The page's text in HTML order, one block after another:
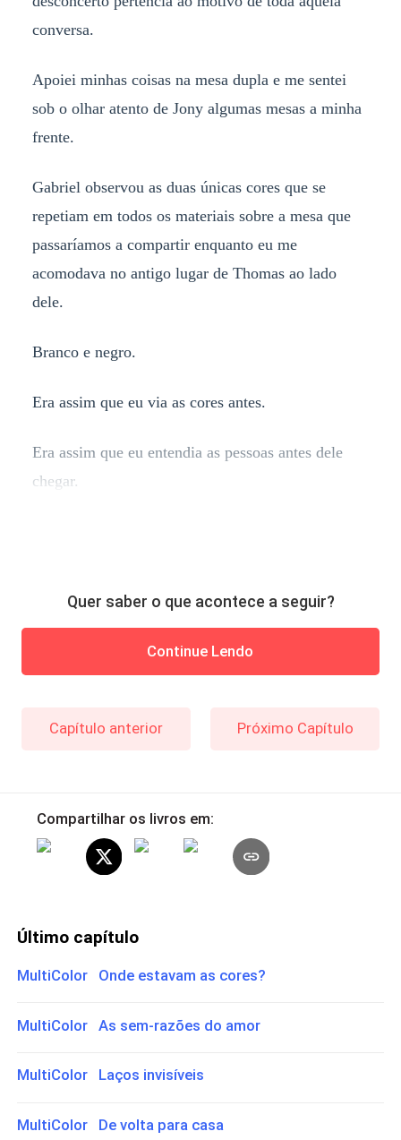
conversa.
Apoiei minhas coisas na mesa dupla e me sentei
sob o olhar atento de Jony algumas mesas a minha
frente.
Gabriel observou as duas únicas cores que se
repetiam em todos os materiais sobre a mesa que
passaríamos a compartir enquanto eu me
acomodava no antigo lugar de Thomas ao lado
dele.
Branco e negro.
Era assim que eu via as cores antes.
Era assim que eu entendia as pessoas antes dele
chegar.
Quer saber o que acontece a seguir?
Continue Lendo
Capítulo anterior Próximo Capítulo
Compartilhar os livros em:
Último capítulo
MultiColor Onde estavam as cores?
MultiColor As sem-razões do amor
MultiColor Laços invisíveis
MultiColor De volta para casa